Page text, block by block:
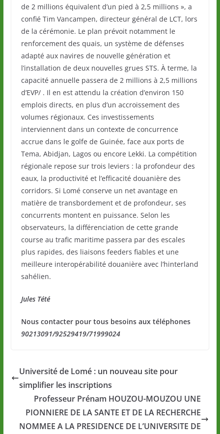
de 2 millions équivalent d’un pied à 2,5 millions », a
confié Tim Vancampen, directeur général de LCT, lors
de la cérémonie. Le plan prévoit notamment le
renforcement des quais, un système de défenses
adapté aux navires de nouvelle génération et
l’installation de deux nouvelles grues STS. À terme, la
capacité annuelle passera de 2 millions à 2,5 millions
d’EVP/ . Il en est attendu la création d’environ 150
emplois directs, en plus d’un accroissement des
volumes régionaux. Ces investissements
interviennent dans un contexte de concurrence
accrue dans le golfe de Guinée, face aux ports de
Tema, Abidjan, Lagos ou encore Lekki. La compétition
régionale repose sur trois leviers : la profondeur des
eaux, la productivité et l’efficacité douanière des
corridors. Si Lomé conserve un net avantage en
matière de transbordement et de profondeur, ses
concurrents montent en puissance. Selon les
observateurs, la différenciation de cette grande
course au trafic maritime passera par des escales
plus rapides, des liaisons feeders fiables et une
meilleure interopérabilité douanière avec l’hinterland
sahélien.
Jules Tété
Nous contacter pour tous besoins aux téléphones
90213091/92529419/71999024
Université de Lomé : un nouveau site pour
simplifier les inscriptions
Professeur Prénam HOUZOU-MOUZOU UNE
PIONNIERE DE LA SANTE ET DE LA RECHERCHE
NOMMEE A LA PRESIDENCE DE L’UNIVERSITE DE